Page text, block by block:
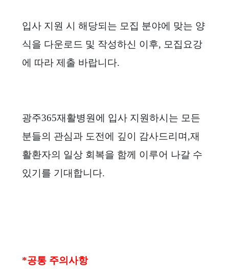
입사 지원 시 해당되는 모집 분야에 맞는 양
식을 다운로드 및 작성하신 이후, 모집 요강
에 따라 제출 바랍니다.
광주365재활병원에 입사 지원하시는 모든
분들의 관심과 도전에 깊이 감사드리며,재
활환자의 일상 회복을 함께 이루어 나갈 수
있기를 기대합니다.
*공통 주의사항